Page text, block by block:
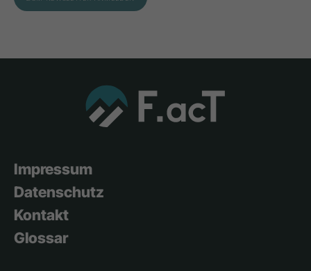
Impressum
Datenschutz
Kontakt
Glossar